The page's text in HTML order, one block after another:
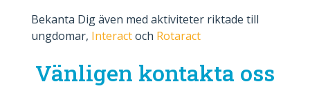
Bekanta Dig även med aktiviteter riktade till
ungdomar, Interactoch Rotaract
Vänligen kontakta oss